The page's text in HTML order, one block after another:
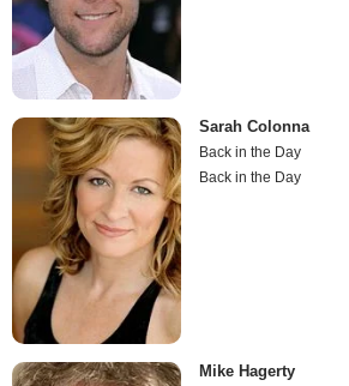
Sarah Colonna
Back in the Day
Back in the Day
Mike Hagerty